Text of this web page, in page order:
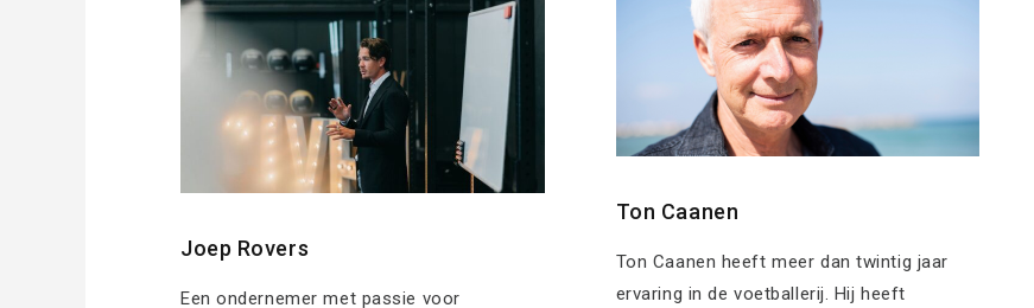
Joep Rovers
Een ondernemer met passie voor
Ton Caanen
Ton Caanen heeft meer dan twintig jaar
ervaring in de voetballerij. Hij heeft